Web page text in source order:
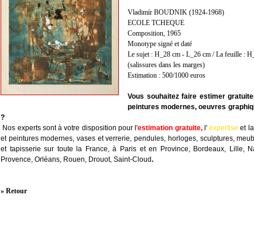
Vladimír BOUDNIK (1924-1968)
ECOLE TCHEQUE
Composition, 1965
Monotype signé et daté
Le sujet : H_28 cm - L_26 cm / La feuille :
(salissures dans les marges)
Estimation : 500/1000 euros
Vous souhaitez faire estimer
peintures modernes, oeuvres
?
Nos experts sont à votre disposition pour l'estimation gratuite, l'expertise et la
et peintures modernes, vases et verrerie, pendules, horloges, sculptures,
et tapisserie sur toute la France, à Paris et en Province, Bordeaux, Lille,
Provence, Orléans, Rouen, Drouot, Saint-Cloud.
» Retour